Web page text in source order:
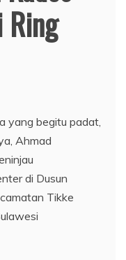
Ring
yang begitu padat,
Ahmad
di Dusun
Tikke